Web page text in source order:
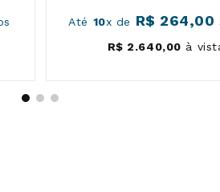
Até 10x de R$ 264,00
R$ 2.640,00 à